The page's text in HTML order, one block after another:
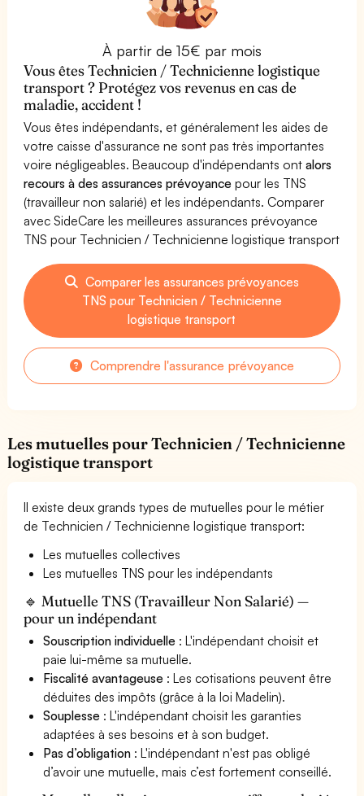
À partir de 15€ par mois
Vous êtes Technicien / Technicienne logistique
transport ? Protégez vos revenus en cas de
maladie, accident !
Vous êtes indépendants, et généralement les aides de
votre caisse d'assurance ne sont pas très importantes
voire négligeables. Beaucoup d'indépendants ontalors
recours à des assurances prévoyance pour les TNS
(travailleur non salarié) et les indépendants. Comparer
avec SideCare les meilleures assurances prévoyance
TNS pour Technicien / Technicienne logistique transport
Comparer les assurances prévoyances
TNS pour Technicien / Technicienne
logistique transport
Comprendre l'assurance prévoyance
Les mutuelles pour Technicien / Technicienne
logistique transport
Il existe deux grands types de mutuelles pour le métier
de Technicien / Technicienne logistique transport:
Les mutuelles collectives
Les mutuelles TNS pour les indépendants
🔹 Mutuelle TNS (Travailleur Non Salarié) —
pour un indépendant
Souscription individuelle : L'indépendant choisit et
paie lui-même sa mutuelle.
Fiscalité avantageuse : Les cotisations peuvent être
déduites des impôts (grâce à la loi Madelin).
Souplesse : L'indépendant choisit les garanties
adaptées à ses besoins et à son budget.
Pas d’obligation : L'indépendant n'est pas obligé
d’avoir une mutuelle, mais c’est fortement conseillé.